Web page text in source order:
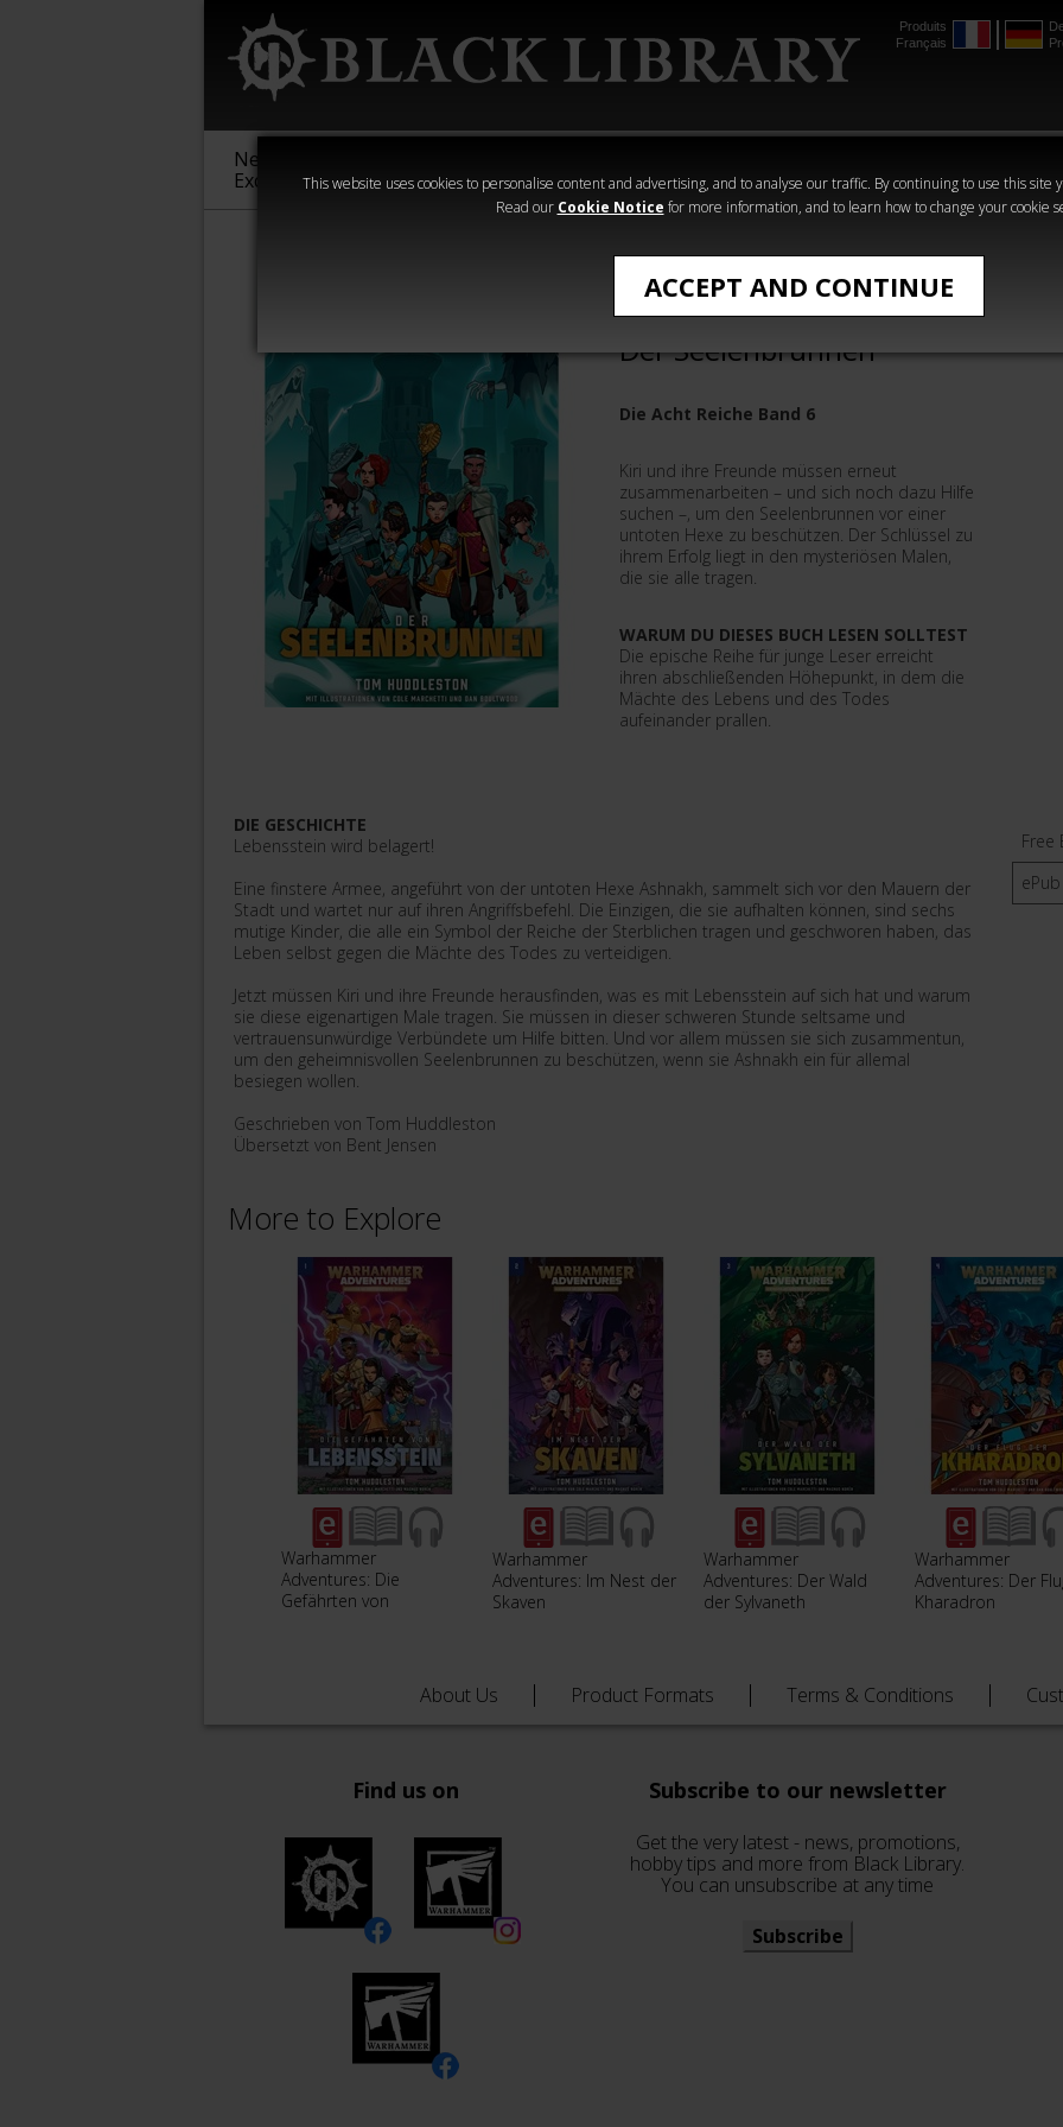
This website uses cookies to personalise content and advertising, and to analyse our traffic. By continuing to use this site
Read our Cookie Notice for more information, and to learn how to change your cookie
ACCEPT AND CONTINUE
Produits
Français
New &
Exclusive
Sigmar
40,000
Heresy
Crime
Horror
Warhammer Adventures:
Der Seelenbrunnen
Die Acht Reiche Band 6
Kiri und ihre Freunde müssen erneut
zusammenarbeiten – und sich noch dazu Hilfe
suchen –, um den Seelenbrunnen vor einer
untoten Hexe zu beschützen. Der Schlüssel zu
ihrem Erfolg liegt in den mysteriösen Malen,
die sie alle tragen.
WARUM DU DIESES BUCH LESEN SOLLTEST
Die epische Reihe für junge Leser erreicht
ihren abschließenden Höhepunkt, in dem die
Mächte des Lebens und des Todes
aufeinander prallen.
DIE GESCHICHTE
Lebensstein wird belagert!
Eine finstere Armee, angeführt von der untoten Hexe Ashnakh, sammelt sich vor den Mauern der
Stadt und wartet nur auf ihren Angriffsbefehl. Die Einzigen, die sie aufhalten können, sind sechs
mutige Kinder, die alle ein Symbol der Reiche der Sterblichen tragen und geschworen haben, das
Leben selbst gegen die Mächte des Todes zu verteidigen.
Jetzt müssen Kiri und ihre Freunde herausfinden, was es mit Lebensstein auf sich hat und warum
sie diese eigenartigen Male tragen. Sie müssen in dieser schweren Stunde seltsame und
vertrauensunwürdige Verbündete um Hilfe bitten. Und vor allem müssen sie sich zusammentun,
um den geheimnisvollen Seelenbrunnen zu beschützen, wenn sie Ashnakh ein für allemal
besiegen wollen.
Geschrieben von Tom Huddleston
Übersetzt von Bent Jensen
Free
ePub
More to Explore
Warhammer
Adventures: Die
Gefährten von
Warhammer
Adventures: Im Nest der
Skaven
Warhammer
Adventures: Der Wald
der Sylvaneth
Warhammer
Adventures: Der
Kharadron
About Us Product Formats Terms & Conditions
Find us on Subscribe to our newsletter
Get the very latest - news, promotions,
hobby tips and more from Black Library.
You can unsubscribe at any time
Subscribe